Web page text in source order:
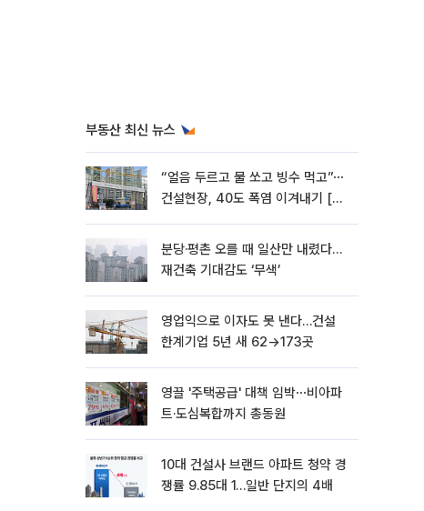
부동산 최신 뉴스
“얼음 두르고 물 쏘고 빙수 먹고”⋯
건설현장, 40도 폭염 이겨내기 [르
분당·평촌 오를 때 일산만 내렸다…
재건축 기대감도 ‘무색’
영업익으로 이자도 못 낸다…건설
한계기업 5년 새 62→173곳
영끌 '주택공급' 대책 임박⋯비아파
트·도심복합까지 총동원
10대 건설사 브랜드 아파트 청약 경
쟁률 9.85대 1…일반 단지의 4배